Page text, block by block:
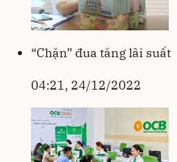
“Chặn” đua tăng lãi suất
04:21, 24/12/2022